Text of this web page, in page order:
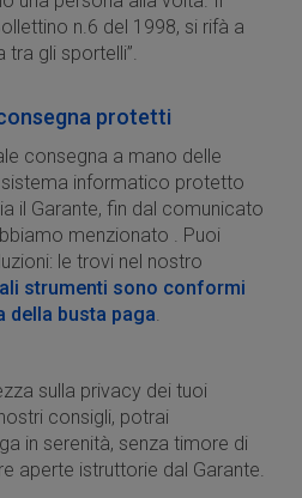
n.6 del 1998, si rifà a
tra gli sportelli”.
protetti
consegna a mano delle
informatico protetto
il Garante, fin dal comunicato
menzionato . Puoi
le trovi nel nostro
strumenti sono conformi
della busta paga.
sulla privacy dei tuoi
consigli, potrai
in serenità, senza timore di
aperte istruttorie dal Garante.